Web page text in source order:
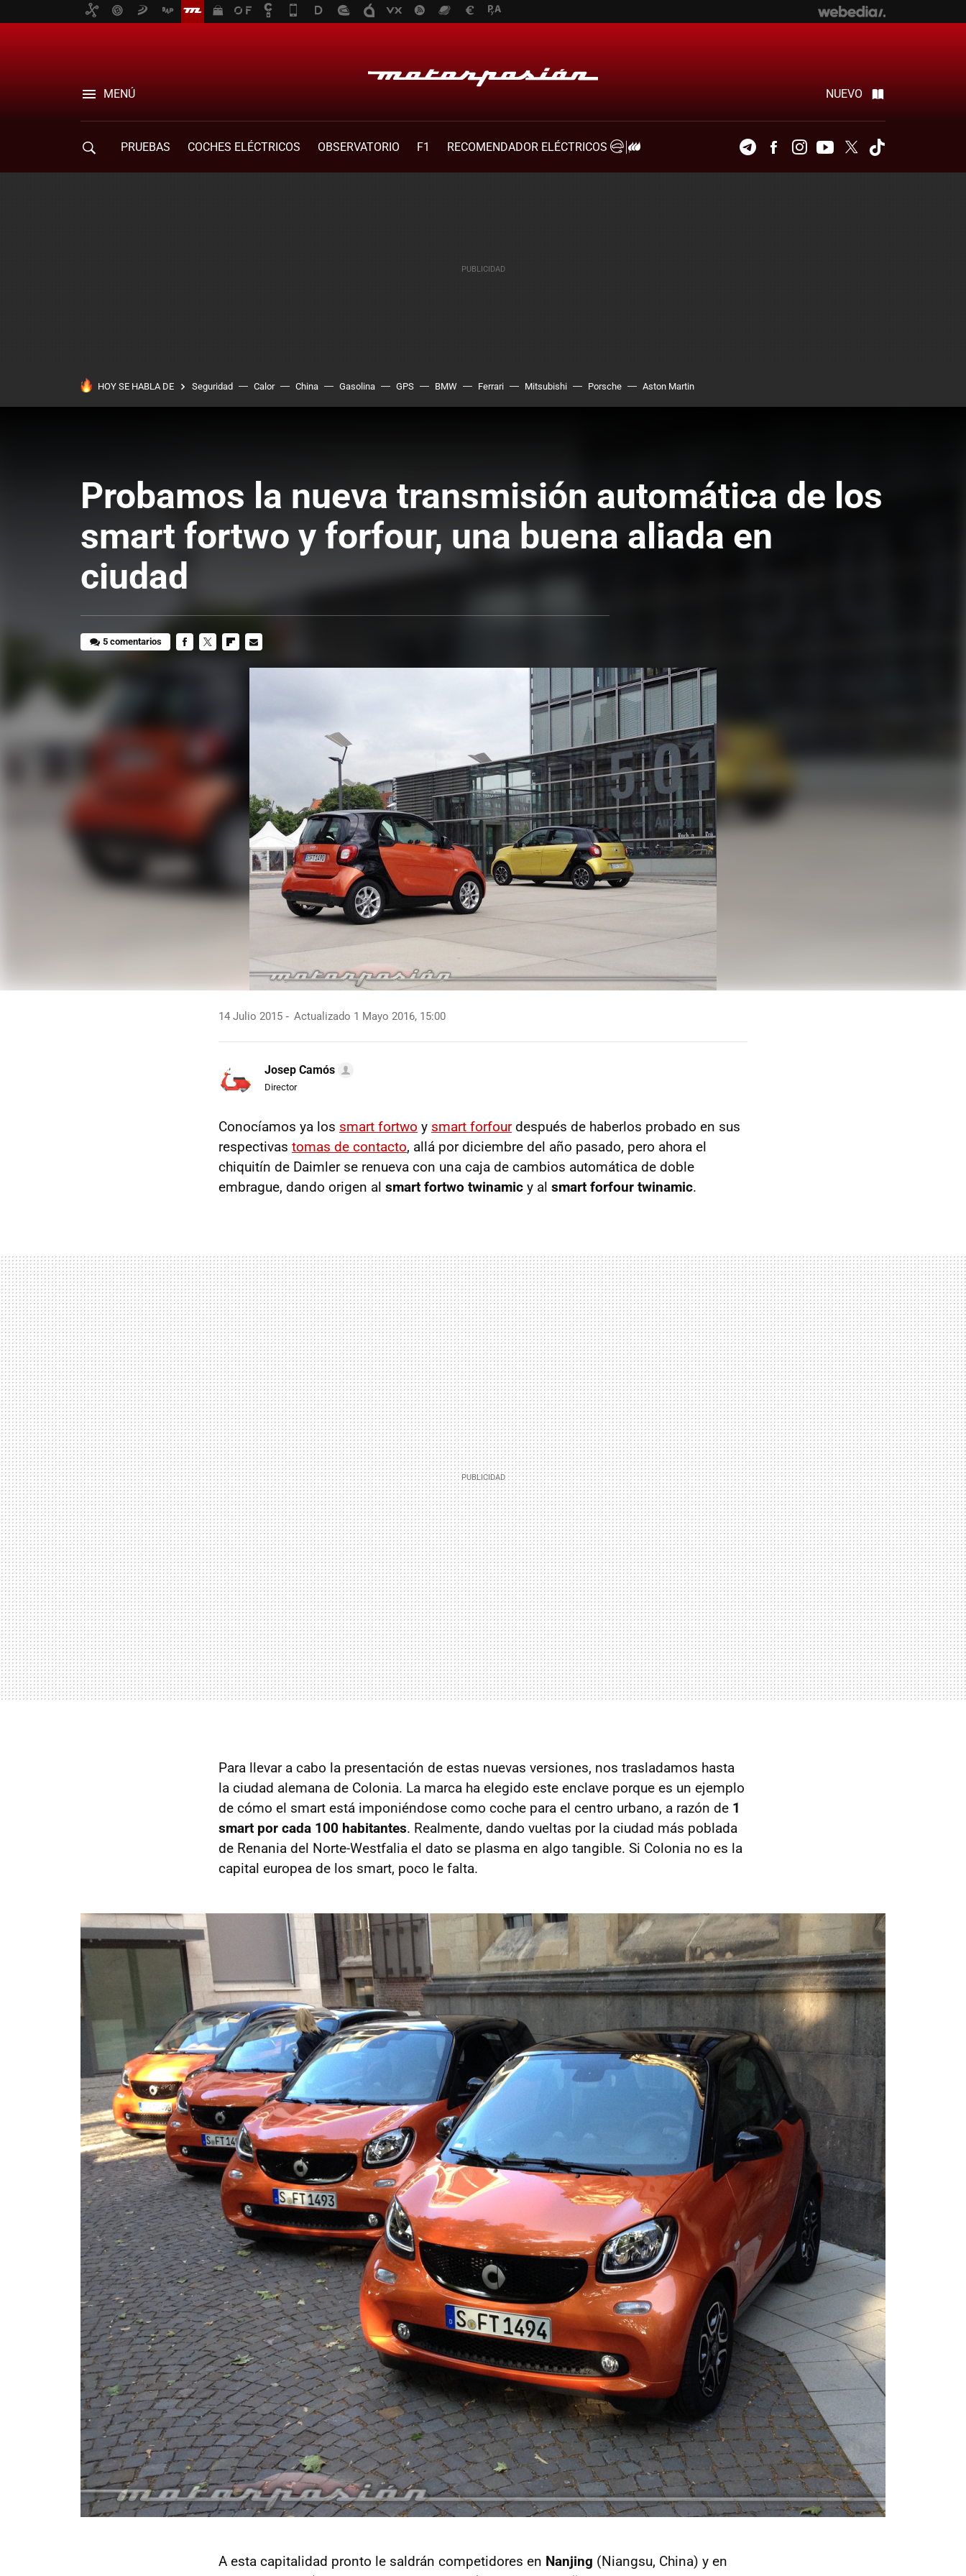
MENÚ NUEVO
PRUEBAS COCHES ELÉCTRICOS OBSERVATORIO F1
RECOMENDADOR ELÉCTRICOS
TelegramFacebookInstagramYoutubeTwitter
HOY SE HABLA DE Seguridad Calor China Gasolina GPS BMW Ferrari Mitsubishi Porsche Aston Martin
Probamos la nueva transmisión automática de los
smart fortwo y forfour, una buena aliada en
ciudad
5 comentarios
14 Julio 2015 Actualizado 1 Mayo 2016, 15:00
Josep Camós
Director
Conocíamos ya los smart fortwo y smart forfourdespués de haberlos probado en sus
respectivas tomas de contacto, allá por diciembre del año pasado, pero ahora el
chiquitín de Daimler se renueva con una caja de cambios automática de doble
embrague, dando origen al smart fortwo twinamic y al smart forfour twinamic.
Para llevar a cabo la presentación de estas nuevas versiones, nos trasladamos hasta
la ciudad alemana de Colonia. La marca ha elegido este enclave porque es un ejemplo
de cómo el smart está imponiéndose como coche para el centro urbano, a razón de 1
smart por cada 100 habitantes. Realmente, dando vueltas por la ciudad más poblada
de Renania del Norte-Westfalia el dato se plasma en algo tangible. Si Colonia no es la
capital europea de los smart, poco le falta.
A esta capitalidad pronto le saldrán competidores en Nanjing (Niangsu, China) y en